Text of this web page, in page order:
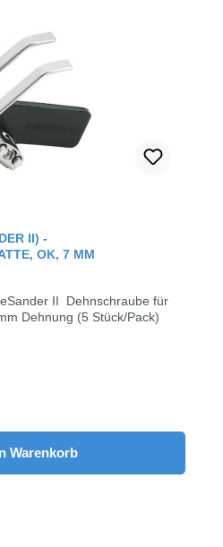
II) -
OK, 7 MM
für
7 mm Dehnung (5 Stück/Pack)
den gewünschten
Warenkorb